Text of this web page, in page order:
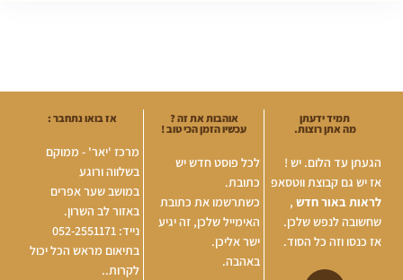
תמיד ידעתן
מה אתן רוצות.
הגעתן עד הלום. יש !
אז יש גם קבוצת ווטסאפ
לראות באור חדש ,
שחשובה לנפש שלכן.
אז כנסו וזה כל הסוד.
אוהבות את זה ?
עכשיו הזמן הכי טוב !
לכל פוסט חדש יש
כתובת.
כשתרשמו את כתובת
האימייל שלכן, זה יגיע
ישר אליכן.
באהבה.
אז בואו נתחבר :
מרכז 'יאר' - ממוקם
בשלווה ורוגע
במושב שער אפרים
באזור לב השרון.
נייד: 052-2551171
בתיאום מראש הכל יכול
לקרות..